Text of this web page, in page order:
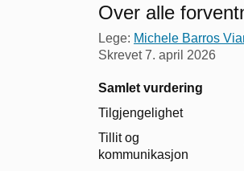
Over alle
Lege: Michele Barros
Skrevet7. april 2026
Samlet vurdering
Tilgjengelighet
Tillit og
kommunikasjon